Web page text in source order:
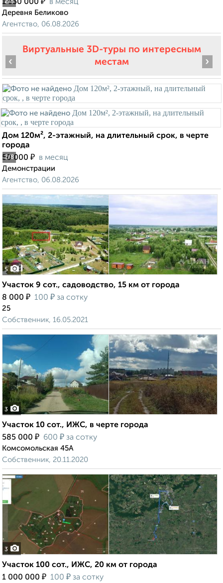
2/8
1 550 000
в месяц
Деревня Беликово
Агентство, 06.08.2026
Виртуальные 3D-туры по интересным
местам
2/8
‹ ›
Дом 120м², 2-этажный, на длительный срок, в черте
города
50 000 ₽ в месяц
Демонстрации
Агентство, 06.08.2026
5
Участок 9 сот., садоводство, 15 км от города
8 000 ₽ 100 ₽ за сотку
25
Собственник, 16.05.2021
3
Участок 10 сот., ИЖС, в черте города
585 000 ₽ 600 ₽ за сотку
Комсомольская 45А
Собственник, 20.11.2020
3
Участок 100 сот., ИЖС, 20 км от города
1 000 000 ₽ 100 ₽ за сотку